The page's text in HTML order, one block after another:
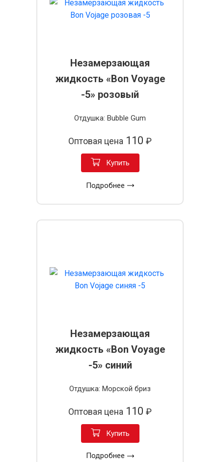
Незамерзающая
жидкость «Bon Voyage
-5» розовый
Отдушка: Bubble Gum
Оптовая цена 110 ₽
Купить
Подробнее
Незамерзающая
жидкость «Bon Voyage
-5» синий
Отдушка: Морской бриз
Оптовая цена 110 ₽
Купить
Подробнее